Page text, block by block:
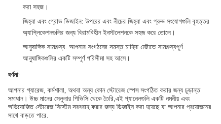
করা সহজ।
জিহ্বা এবং গ্রোভ ডিজাইন: উপরের এবং নীচের জিহ্বা এবং গ্রুভ সংযোগগুলি বৃহত্তর
অ্যাপ্লিকেশনগুলির জন্য বিরামবিহীন ইনস্টলেশনকে সহজ করে তোলে।
আনুষাঙ্গিক সামঞ্জস্য: আপনার সংগঠনের সমস্ত চাহিদা মেটাতে সামঞ্জস্যপূর্ণ
আনুষাঙ্গিকগুলির একটি সম্পূর্ণ পরিসীমা সহ আসে।
বর্ণনা:
আপনার গ্যারেজ, কর্মশালা, অথবা অন্য কোন স্টোরেজ স্পেস সংগঠিত করার জন্য চূড়ান্ত
সমাধান। উচ্চ মানের সেলুলার পিভিসি থেকে তৈরি,এই প্যানেলগুলি একটি নমনীয় এবং
অভিযোজিত স্টোরেজ সিস্টেম সরবরাহ করার জন্য ডিজাইন করা হয়েছে যা আপনার প্রয়োজনের
সাথে বাড়তে পারে.